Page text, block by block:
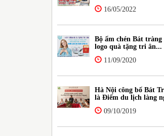
16/05/2022
Bộ ấm chén Bát tràng
logo quà tặng tri ân...
11/09/2020
Hà Nội công bố Bát
là Điểm du lịch làng
09/10/2019